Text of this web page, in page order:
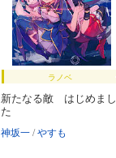
ラノベ
新たなる敵 はじめまし
た
神坂一 やすも